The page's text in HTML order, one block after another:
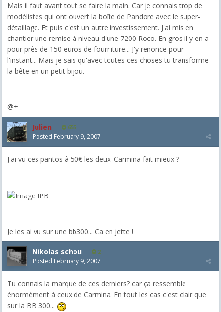
Mais il faut avant tout se faire la main. Car je connais trop de
modélistes qui ont ouvert la boîte de Pandore avec le super-
détaillage. Et puis c'est un autre investissement. J'ai mis en
chantier une remise à niveau d'une 7200 Roco. En gros il y en a
pour près de 150 euros de fourniture... J'y renonce pour
l'instant... Mais je sais qu'avec toutes ces choses tu transforme
la bête en un petit bijou.
@+
Julien 655
Posted February 9, 2007
J'ai vu ces pantos à 50€ les deux. Carmina fait mieux ?
Je les ai vu sur une bb300... Ca en jette !
Nikolas schou 2
Posted February 9, 2007
Tu connais la marque de ces derniers? car ça ressemble
énormément à ceux de Carmina. En tout les cas c'est clair que
sur la BB 300...